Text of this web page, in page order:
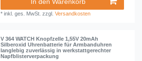
In den Warenkorb
*inkl. ges. MwSt. zzgl.Versandkosten
V 364 WATCH Knopfzelle 1,55V 20mAh
Silberoxid Uhrenbatterie für Armbanduhren
langlebig zuverlässig in werkstattgerechter
Napfblisterverpackung